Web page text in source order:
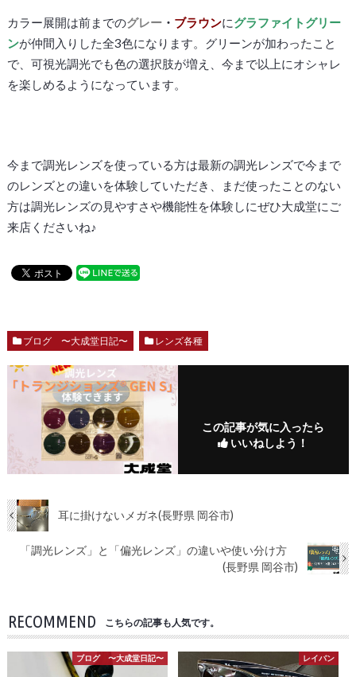
カラー展開は前までのグレー・ ブラウンにグラファイトグリー
ンが仲間入りした全3色になります。グリーンが加わったこと
で、可視光調光でも色の選択肢が増え、今まで以上にオシャレ
を楽しめるようになっています。
今まで調光レンズを使っている方は最新の調光レンズで今まで
のレンズとの違いを体験していただき、まだ使ったことのない
方は調光レンズの見やすさや機能性を体験しにぜひ大成堂にご
来店くださいね♪
ブログ 〜大成堂日記〜 レンズ各種
この記事が気に入ったら
いいねしよう！
耳に掛けないメガネ(長野県 岡谷市)
「調光レンズ」と「偏光レンズ」の違いや使い分け方
(長野県 岡谷市)
RECOMMEND こちらの記事も人気です。
ブログ 〜大成堂日記〜 レイバン